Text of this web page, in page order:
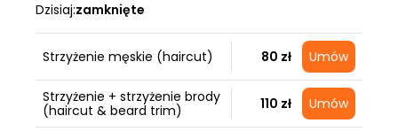
Dzisiaj:zamknięte
Strzyżenie męskie (haircut) 80 zł Umów
Strzyżenie + strzyżenie brody
(haircut & beard trim)
110 zł Umów